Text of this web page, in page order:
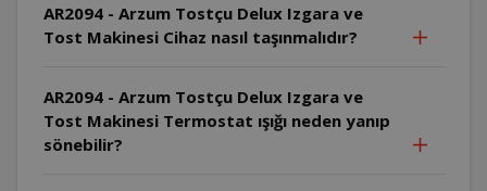
AR2094 - Arzum Tostçu Delux Izgara ve
Tost Makinesi Cihaz nasıl taşınmalıdır?
AR2094 - Arzum Tostçu Delux Izgara ve
Tost Makinesi Termostat ışığı neden yanıp
sönebilir?